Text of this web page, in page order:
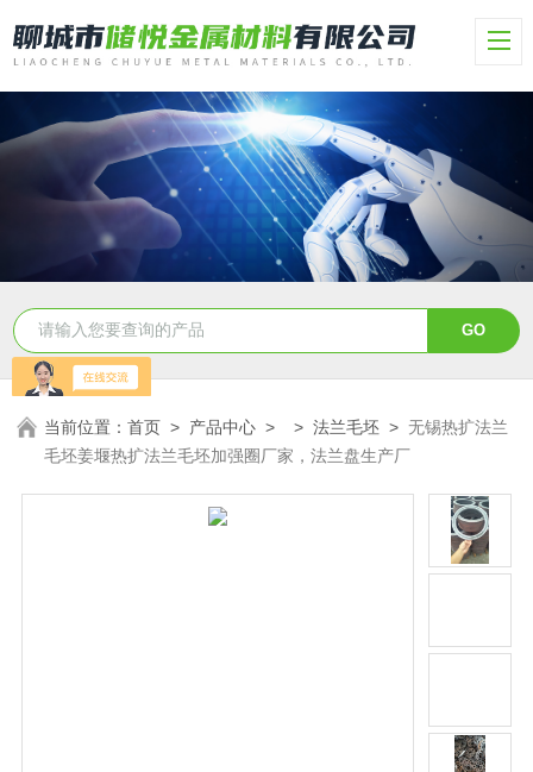
当前位置：首页 > 产品中心 > >法兰毛坯 >无锡热扩法兰
毛坯姜堰热扩法兰毛坯加强圈厂家，法兰盘生产厂